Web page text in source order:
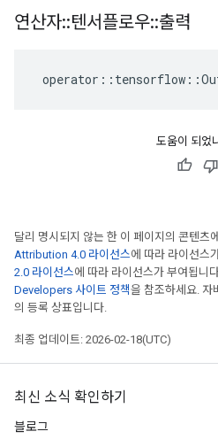
연산자::텐서플로우::출력
operator :: tensorflow ::
도움이 되었
달리 명시되지 않는 한 이 페이지의 콘텐츠
Attribution 4.0 라이선스에 따라 라이선스
2.0 라이선스에 따라 라이선스가 부여됩니
Developers 사이트 정책을 참조하세요.
의 등록 상표입니다.
최종 업데이트: 2026-02-18(UTC)
최신 소식 확인하기
블로그